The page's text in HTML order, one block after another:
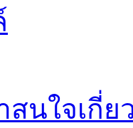
นใจเกี่ย